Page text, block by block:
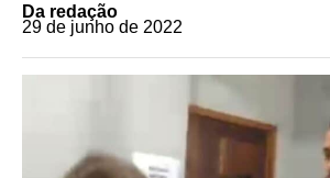
Da redação
29 de junho de 2022